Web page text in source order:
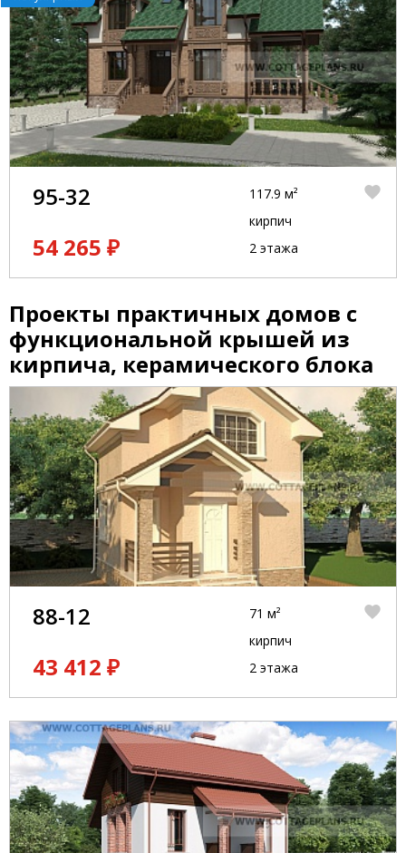
95-32
54 265 ₽
117.9 м²
кирпич
2 этажа
Проекты практичных домов с
функциональной крышей из
кирпича, керамического блока
88-12
43 412 ₽
71 м²
кирпич
2 этажа